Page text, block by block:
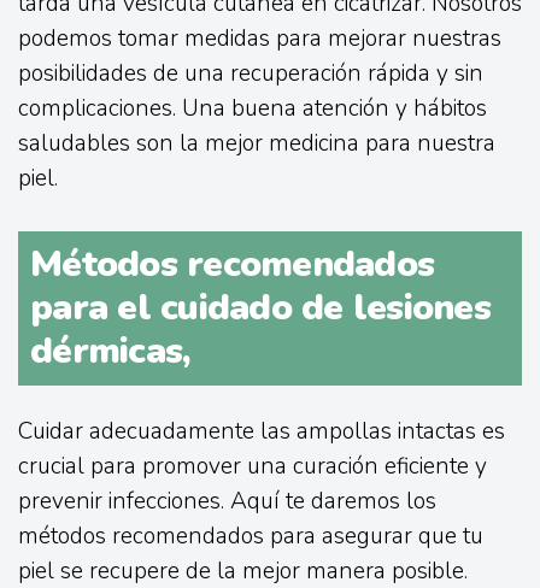
podemos tomar medidas para mejorar nuestras
posibilidades de una recuperación rápida y sin
complicaciones. Una buena atención y hábitos
saludables son la mejor medicina para nuestra
piel.
Métodos recomendados
para el cuidado de lesiones
dérmicas,
Cuidar adecuadamente las ampollas intactas es
crucial para promover una curación eficiente y
prevenir infecciones. Aquí te daremos los
métodos recomendados para asegurar que tu
piel se recupere de la mejor manera posible.